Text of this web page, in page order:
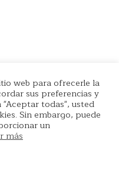
y cuenta con enlaces
en cada venta.
del Podcaster
web para ofrecerle la
sus preferencias y
todas", usted
Sin embargo, puede
un
más